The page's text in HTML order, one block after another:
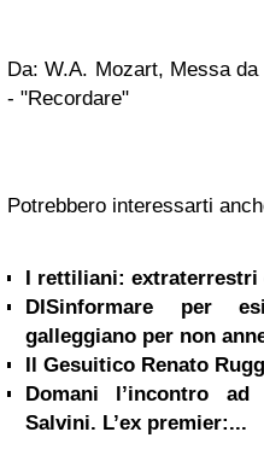
Da: W.A. Mozart, Messa da
- "Recordare"
Potrebbero interessarti
I rettiliani: extraterrestri
DISinformare per
galleggiano per non
Il Gesuitico Renato
Domani l’incontro
Salvini. L’ex premier:...